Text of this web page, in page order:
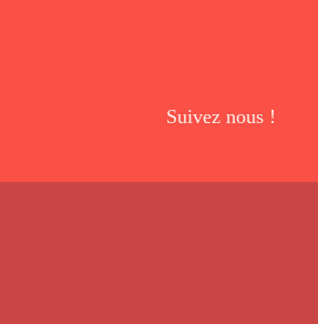
Suivez nous !